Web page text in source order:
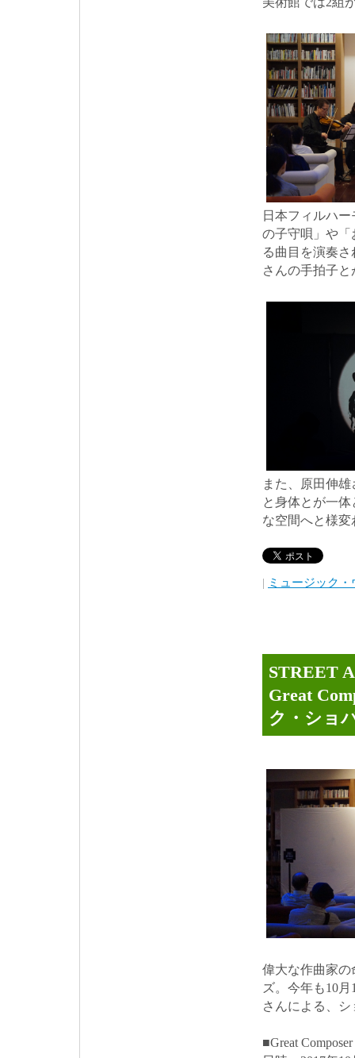
日本フィルハ
の子守唄」や
る曲目を演奏
さんの手拍子
また、原田伸
と身体とが一
な空間へと様
| ミュージック・
STREET
Great
ク・ショ
偉大な作曲家の
ズ。今年も10
さんによる、
■Great